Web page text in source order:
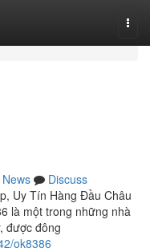
News
Discuss
Uy Tín Hàng Đầu Châu
là một trong những nhà
được đông
ok8386